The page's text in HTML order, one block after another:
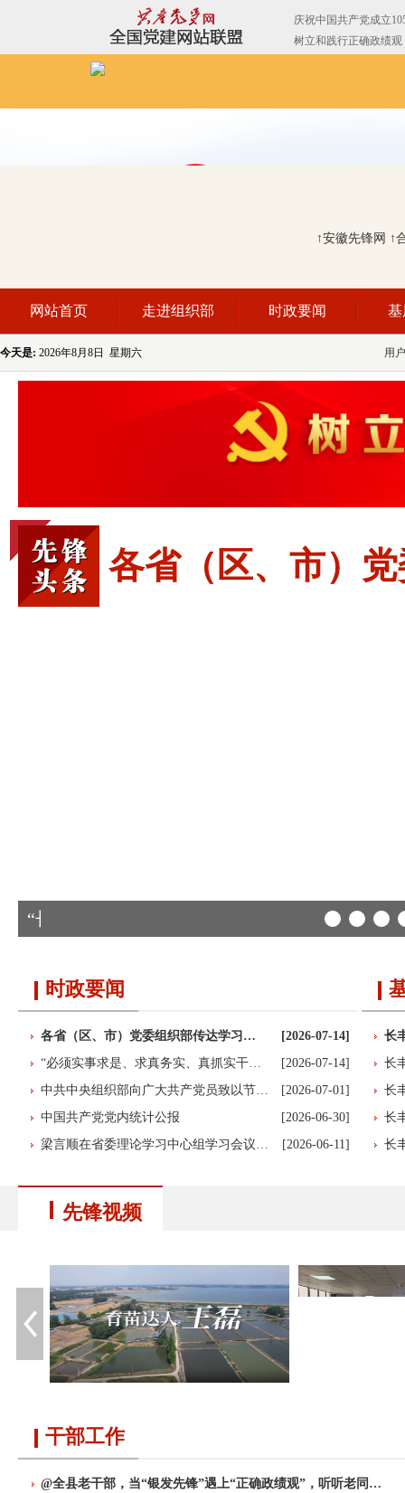
↑安徽先锋网 ↑
网站首页 走进组织部 时政要闻 基
今天是: 2026年8月8日 星期六 用
各省（区、市）
时政要闻
各省（区、市）党委组织部传达学习…
[2026-07-14]
“必须实事求是、求真务实、真抓实干…
[2026-07-14]
中共中央组织部向广大共产党员致以节…
[2026-07-01]
中国共产党党内统计公报
[2026-06-30]
梁言顺在省委理论学习中心组学习会议…
[2026-06-11]
长
长
长
长
长
先锋视频
干部工作
@全县老干部，当“银发先锋”遇上“正确政绩观”，听听老同…